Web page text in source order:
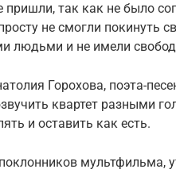
так как не было
не смогли покинуть
людьми и не имели
Горохова, поэта-
квартет разными
и оставить как есть.
мультфильма,